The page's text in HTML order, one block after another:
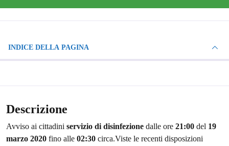
INDICE DELLA PAGINA
Descrizione
Avviso ai cittadini servizio di disinfezione dalle ore 21:00 del 19
marzo 2020 fino alle 02:30 circa.Viste le recenti disposizioni